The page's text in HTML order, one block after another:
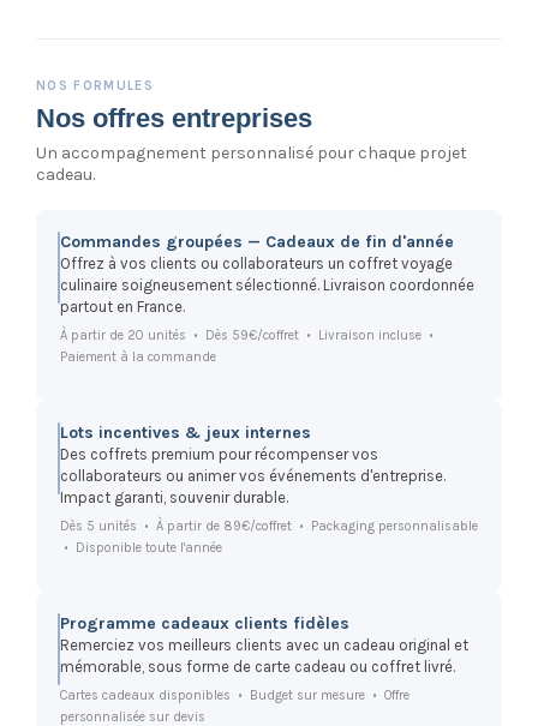
NOS FORMULES
Nos offres entreprises
Un accompagnement personnalisé pour chaque projet
cadeau.
Commandes groupées — Cadeaux de fin d'année
Offrez à vos clients ou collaborateurs un coffret voyage
culinaire soigneusement sélectionné. Livraison coordonnée
partout en France.
À partir de 20 unités • Dès 59€/coffret • Livraison incluse •
Paiement à la commande
Lots incentives & jeux internes
Des coffrets premium pour récompenser vos
collaborateurs ou animer vos événements d'entreprise.
Impact garanti, souvenir durable.
Dès 5 unités • À partir de 89€/coffret • Packaging personnalisable
• Disponible toute l'année
Programme cadeaux clients fidèles
Remerciez vos meilleurs clients avec un cadeau original et
mémorable, sous forme de carte cadeau ou coffret livré.
Cartes cadeaux disponibles • Budget sur mesure • Offre
personnalisée sur devis